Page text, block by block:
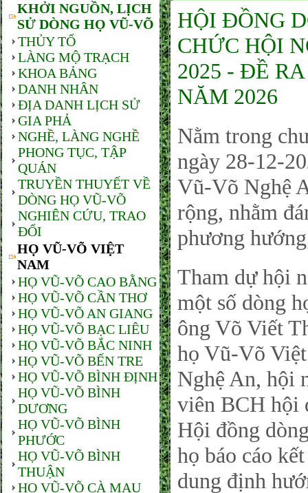
KHỞI NGUỒN, LỊCH
SỬ DÒNG HỌ VŨ-VÕ
THỦY TỔ
LÀNG MỘ TRẠCH
KHOA BẢNG
DANH NHÂN
ĐỊA DANH LỊCH SỬ
GIA PHẢ
NGHỀ, LÀNG NGHỀ
PHONG TỤC, TẬP
QUÁN
TRUYỀN THUYẾT VỀ
DÒNG HỌ VŨ-VÕ
NGHIÊN CỨU, TRAO
ĐỔI
HỌ VŨ-VÕ VIỆT
NAM
HỌ VŨ-VÕ CAO BẰNG
HỌ VŨ-VÕ CẦN THƠ
HỌ VŨ-VÕ AN GIANG
HỌ VŨ-VÕ BẠC LIÊU
HỌ VŨ-VÕ BẮC NINH
HỌ VŨ-VÕ BẾN TRE
HỌ VŨ-VÕ BÌNH ĐỊNH
HỌ VŨ-VÕ BÌNH
DƯƠNG
HỌ VŨ-VÕ BÌNH
PHƯỚC
HỌ VŨ-VÕ BÌNH
THUẬN
HỌ VŨ-VÕ CÀ MAU
HỘI ĐỒNG
CHỨC HỘI
2025 - ĐỀ
NĂM 2026
Nằm trong
ngày 28-12-
Vũ-Võ Nghệ
rộng, nhằm
phương
Tham dự hội
một số dòng
ông Võ Viết
họ Vũ-Võ
Nghệ An, hội
viên BCH hội
Hội đồng
họ báo cáo
dung định